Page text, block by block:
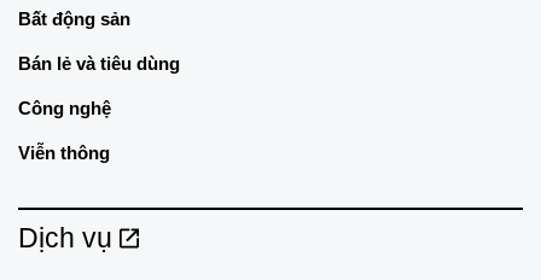
Bất động sản
Bán lẻ và tiêu dùng
Công nghệ
Viễn thông
Dịch vụ